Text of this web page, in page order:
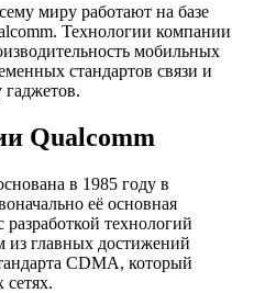
миру работают на базе
Технологии компании
мобильных
стандартов связи и
Qualcomm
в 1985 году в
её основная
разработкой технологий
из главных достижений
CDMA, который
сетях.